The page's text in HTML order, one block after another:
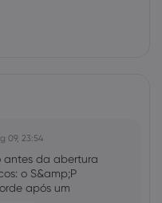
09, 23:54
antes da abertura
o S&amp;P
após um